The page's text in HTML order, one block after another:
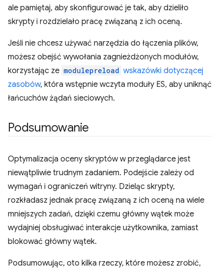
ale pamiętaj, aby skonfigurować je tak, aby dzieliło
skrypty i rozdzielało pracę związaną z ich oceną.
Jeśli nie chcesz używać narzędzia do łączenia plików,
możesz obejść wywołania zagnieżdżonych modułów,
korzystając ze modulepreload wskazówki dotyczącej
zasobów, która wstępnie wczyta moduły ES, aby uniknąć
łańcuchów żądań sieciowych.
Podsumowanie
Optymalizacja oceny skryptów w przeglądarce jest
niewątpliwie trudnym zadaniem. Podejście zależy od
wymagań i ograniczeń witryny. Dzieląc skrypty,
rozkładasz jednak pracę związaną z ich oceną na wiele
mniejszych zadań, dzięki czemu główny wątek może
wydajniej obsługiwać interakcje użytkownika, zamiast
blokować główny wątek.
Podsumowując, oto kilka rzeczy, które możesz zrobić,